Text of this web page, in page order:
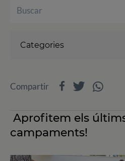
Aprofitem els
campaments!
Categories
Compartir